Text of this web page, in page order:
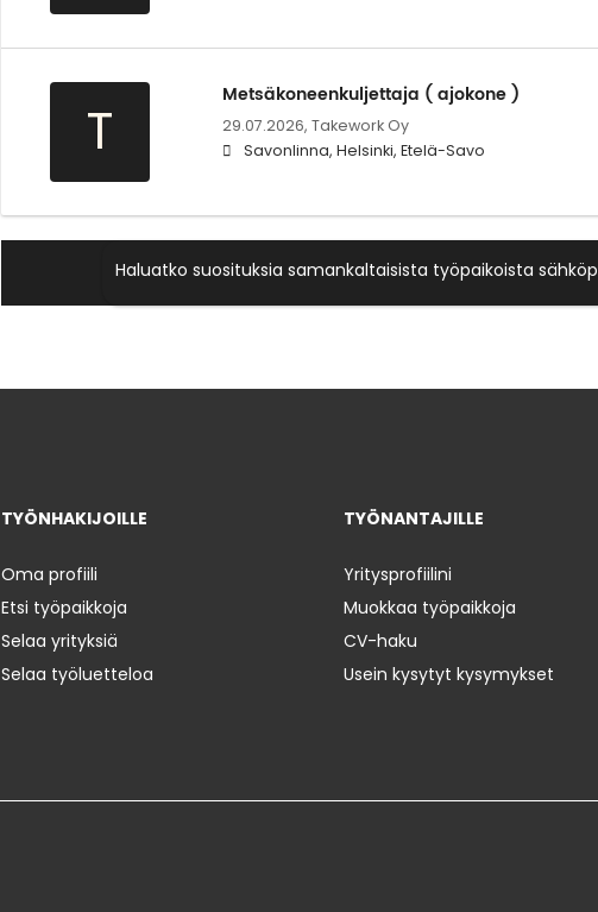
T
Metsäkoneenkuljettaja ( ajokone )
29.07.2026, Takework Oy
Savonlinna, Helsinki, Etelä-Savo
Haluatko suosituksia samankaltaisista työpaikoista
TYÖNHAKIJOILLE
Oma profiili
Etsi työpaikkoja
Selaa yrityksiä
Selaa työluetteloa
TYÖNANTAJILLE
Yritysprofiilini
Muokkaa työpaikkoja
CV-haku
Usein kysytyt kysymykset